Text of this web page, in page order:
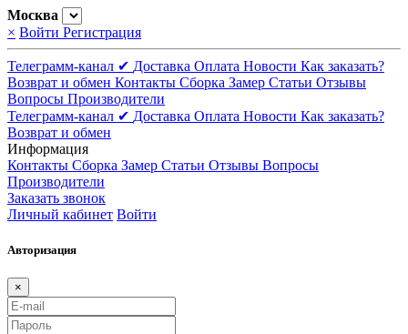
Москва
× Войти Регистрация
Телеграмм-канал ✔ Доставка Оплата Новости Как заказать?
Возврат и обмен Контакты Сборка Замер Статьи Отзывы
Вопросы Производители
Телеграмм-канал ✔ Доставка Оплата Новости Как заказать?
Возврат и обмен
Информация
Контакты Сборка Замер Статьи Отзывы Вопросы
Производители
Заказать звонок
Личный кабинет Войти
Авторизация
×